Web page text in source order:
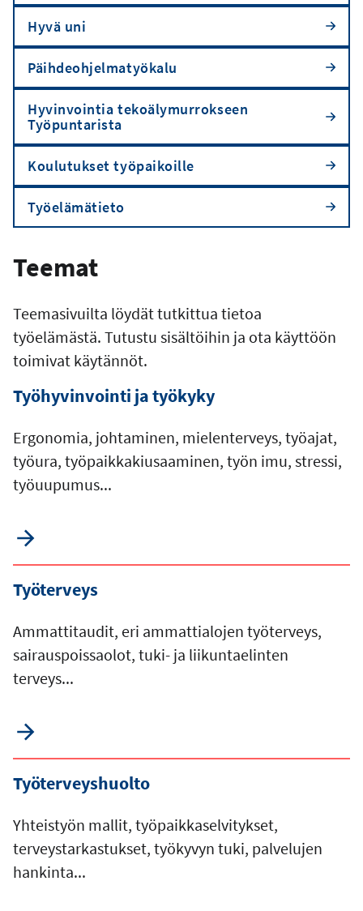
Hyvä uni
Päihdeohjelmatyökalu
Hyvinvointia tekoälymurrokseen
Työpuntarista
Koulutukset työpaikoille
Työelämätieto
Teemat
Teemasivuilta löydät tutkittua tietoa
työelämästä. Tutustu sisältöihin ja ota käyttöön
toimivat käytännöt.
Työhyvinvointi ja työkyky
Ergonomia, johtaminen, mielenterveys, työajat,
työura, työpaikkakiusaaminen, työn imu, stressi,
työuupumus...
Työterveys
Ammattitaudit, eri ammattialojen työterveys,
sairauspoissaolot, tuki- ja liikuntaelinten
terveys...
Työterveyshuolto
Yhteistyön mallit, työpaikkaselvitykset,
terveystarkastukset, työkyvyn tuki, palvelujen
hankinta...